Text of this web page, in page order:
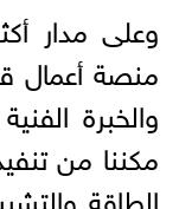
منصة أعمال
والخبرة
مكننا من
الطاقة